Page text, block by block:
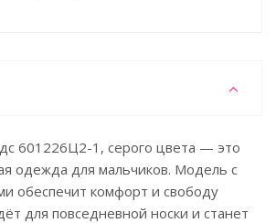
601226Ц2-1, серого цвета — это
одежда для мальчиков. Модель с
обеспечит комфорт и свободу
для повседневной носки и станет